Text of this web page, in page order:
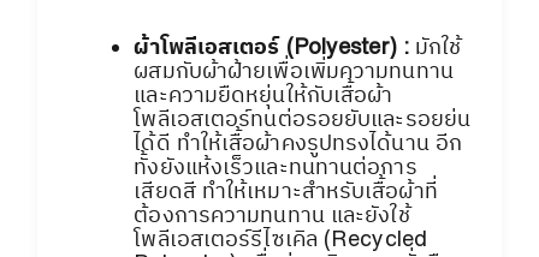
ผ้าโพลีเอสเตอร์ (Polyester) : มักใช้
ผสมกับผ้าฝ้ายเพื่อเพิ่มความทนทาน
และความยืดหยุ่นให้กับเสื้อผ้า
โพลีเอสเตอร์ทนต่อรอยยับและรอยย่น
ได้ดี ทำให้เสื้อผ้าคงรูปทรงได้นาน อีก
ทั้งยังแห้งเร็วและทนทานต่อการ
เสียดสี ทำให้เหมาะสำหรับเสื้อผ้าที่
ต้องการความทนทาน และยังใช้
โพลีเอสเตอร์รีไซเคิล (Recycled